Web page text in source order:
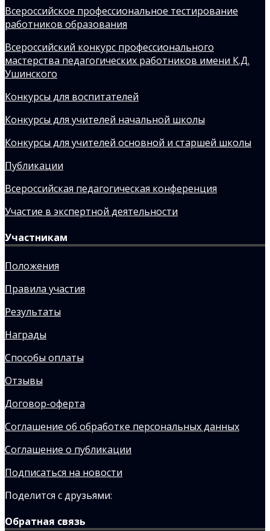
Всероссийское профессиональное тестирование
работников образования
Всероссийский конкурс профессионального
мастерства педагогических работников имени К.Д.
Ушинского
Конкурсы для воспитателей
Конкурсы для учителей начальной школы
Конкурсы для учителей основной и старшей школы
Публикации
Всероссийская педагогическая конференция
Участие в экспертной деятельности
Участникам
Положения
Правила участия
Результаты
Награды
Способы оплаты
Отзывы
Договор-оферта
Соглашение об обработке персональных данных
Соглашение о публикации
Подписаться на новости
Поделится с друзьями:
Обратная связь